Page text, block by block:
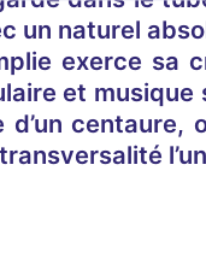
naturel
exerce sa
et
d’un centaure,